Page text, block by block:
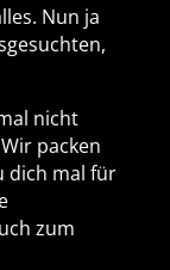
Nun ja
nicht
packen
dich mal für
zum